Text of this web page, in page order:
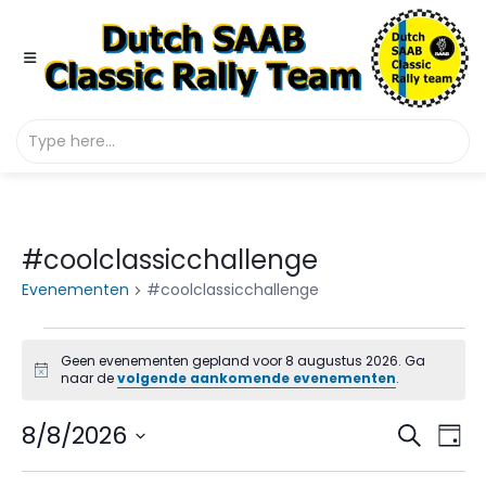
#coolclassicchallenge
Evenementen #coolclassicchallenge
Evenementen
in
8
augustus
Bericht
Geen evenementen gepland voor 8 augustus 2026. Ga
naar devolgende aankomende evenementen.
Zoeken
Dag
8/8/2026
Selecteer